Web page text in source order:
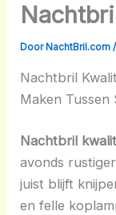
Door NachtBril.com/
Nachtbril
Maken Tussen
Nachtbril
avonds
juist blijft
en felle